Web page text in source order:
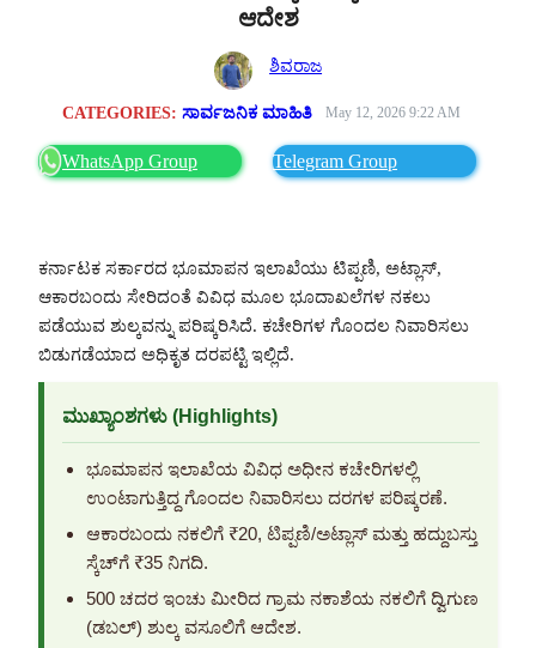
ಆದೇಶ
ಶಿವರಾಜ
CATEGORIES:ಸಾರ್ವಜನಿಕ ಮಾಹಿತಿ May 12, 2026 9:22 AM
WhatsApp Group Telegram Group
ಕರ್ನಾಟಕ ಸರ್ಕಾರದ ಭೂಮಾಪನ ಇಲಾಖೆಯು ಟಿಪ್ಪಣಿ, ಅಟ್ಲಾಸ್,
ಆಕಾರಬಂದು ಸೇರಿದಂತೆ ವಿವಿಧ ಮೂಲ ಭೂದಾಖಲೆಗಳ ನಕಲು
ಪಡೆಯುವ ಶುಲ್ಕವನ್ನು ಪರಿಷ್ಕರಿಸಿದೆ. ಕಚೇರಿಗಳ ಗೊಂದಲ ನಿವಾರಿಸಲು
ಬಿಡುಗಡೆಯಾದ ಅಧಿಕೃತ ದರಪಟ್ಟಿ ಇಲ್ಲಿದೆ.
ಮುಖ್ಯಾಂಶಗಳು (Highlights)
ಭೂಮಾಪನ ಇಲಾಖೆಯ ವಿವಿಧ ಅಧೀನ ಕಚೇರಿಗಳಲ್ಲಿ
ಉಂಟಾಗುತ್ತಿದ್ದ ಗೊಂದಲ ನಿವಾರಿಸಲು ದರಗಳ ಪರಿಷ್ಕರಣೆ.
ಆಕಾರಬಂದು ನಕಲಿಗೆ ₹20, ಟಿಪ್ಪಣಿ/ಅಟ್ಲಾಸ್ ಮತ್ತು ಹದ್ದುಬಸ್ತು
ಸ್ಕೆಚ್‌ಗೆ ₹35 ನಿಗದಿ.
500 ಚದರ ಇಂಚು ಮೀರಿದ ಗ್ರಾಮ ನಕಾಶೆಯ ನಕಲಿಗೆ ದ್ವಿಗುಣ
(ಡಬಲ್) ಶುಲ್ಕ ವಸೂಲಿಗೆ ಆದೇಶ.